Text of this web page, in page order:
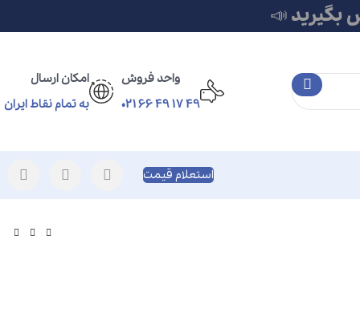
بگیرید 📣
واحد فروش
49 17 49 66 021
امکان ارسال
به تمام نقاط ایران
استعلام قیمت